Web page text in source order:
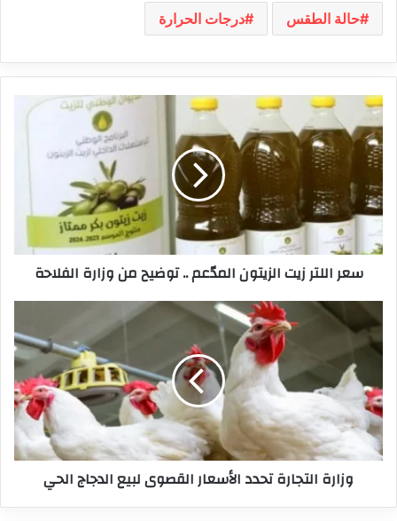
حالة الطقس درجات الحرارة
سعر
زيت
الزيتون
..
توضيح
من
وزارة
الفلاحةسعر اللتر زيت الزيتون المدّعم .. توضيح من وزارة الفلاحة
وزارة
التجارة
تحدد
الأسعار
القصوى
لبيع
الدجاج
الحي
وزارة التجارة تحدد الأسعار القصوى لبيع الدجاج الحي